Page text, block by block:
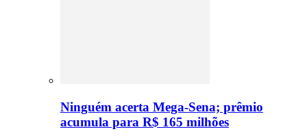
Ninguém acerta Mega-Sena; prêmio
acumula para R$ 165 milhões